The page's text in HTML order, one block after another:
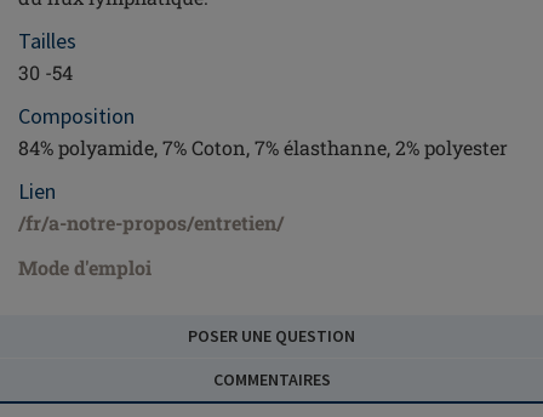
Tailles
30 -54
Composition
84% polyamide, 7% Coton, 7% élasthanne, 2% polyester
Lien
/fr/a-notre-propos/entretien/
Mode d'emploi
POSER UNE QUESTION
COMMENTAIRES